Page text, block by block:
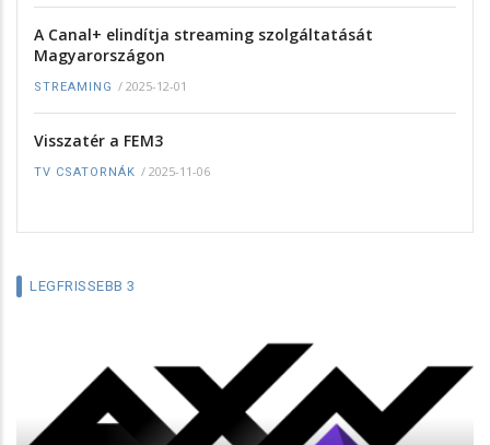
A Canal+ elindítja streaming szolgáltatását
Magyarországon
STREAMING / 2025-12-01
Visszatér a FEM3
TV CSATORNÁK / 2025-11-06
LEGFRISSEBB 3